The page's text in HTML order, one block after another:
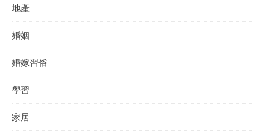
地產
婚姻
婚嫁習俗
學習
家居